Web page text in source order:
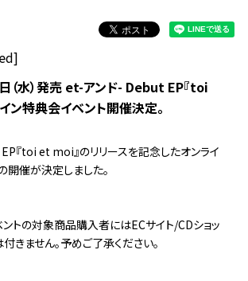
（水）発売 et-アンド- Debut EP『toi
ン特典会イベント開催決定。
『toi et moi』のリリースを記念したオンライ
開催が決定しました。
トの対象商品購入者にはECサイト/CDショッ
きません。予めご了承ください。